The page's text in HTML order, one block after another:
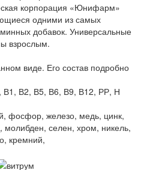
корпорация «Юнифарм»
одними из самых
добавок. Универсальные
взрослым.
виде. Его состав подробно
В1, В2, В5, В6, В9, В12, РР, Н
фосфор, железо, медь, цинк,
молибден, селен, хром, никель,
кремний,